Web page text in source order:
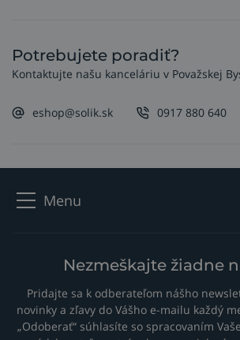
Potrebujete poradiť?
Kontaktujte našu kanceláriu v Považskej
eshop@solik.sk 0917 880 640
Menu
Nezmeškajte žiadne
Pridajte sa k odberateľom nášho
novinky a zľavy do Vášho e-mailu každý
„Odoberať“ súhlasíte so spracovaním